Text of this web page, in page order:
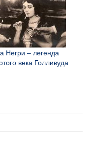
Негри – легенда
века Голливуда